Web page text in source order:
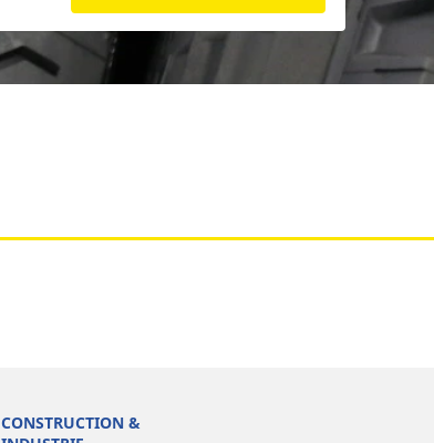
CONSTRUCTION &